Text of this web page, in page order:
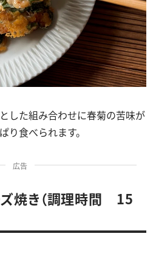
した組み合わせに春菊の苦味が
り食べられます。
広告
焼き（調理時間 15